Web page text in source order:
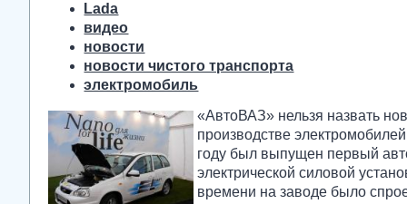
Lada
видео
новости
новости чистого транспорта
электромобиль
«АвтоВАЗ» нельзя назвать
производстве
году был выпущен первый
электрической силовой
времени на заводе было